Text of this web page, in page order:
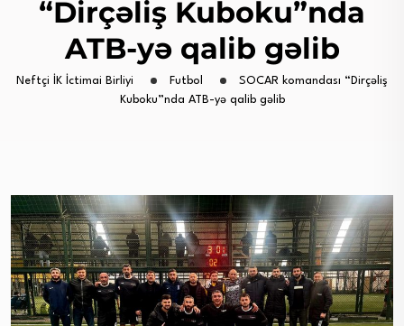
“Dirçəliş Kuboku”nda
ATB-yə qalib gəlib
Neftçi İK İctimai Birliyi Futbol
SOCAR komandası “Dirçəliş
Kuboku”nda ATB-yə qalib gəlib